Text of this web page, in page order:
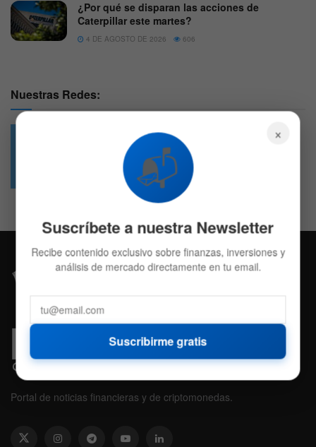
¿Por qué se disparan las acciones de
Caterpillar este martes?
4 DE AGOSTO DE 2026 606
Nuestras Redes:
4.7k
Followers
Portal de noticias financieras y de criptomonedas.
×
📬
Suscríbete a nuestra Newsletter
Recibe contenido exclusivo sobre finanzas, inversiones y
análisis de mercado directamente en tu email.
Suscribirme gratis